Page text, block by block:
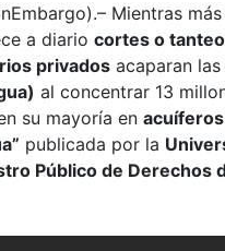
Mientras
a diario cortes o tanteo
privados acaparan las
al concentrar 13
su mayoría en
publicada por la
Público de Derechos